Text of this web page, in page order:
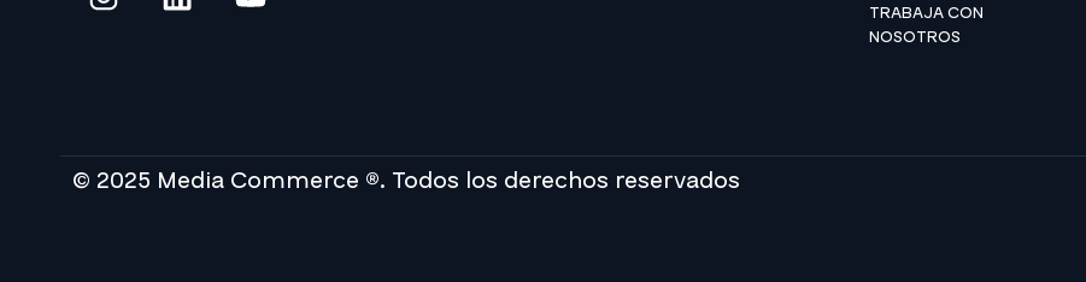
TRABAJA CON
NOSOTROS
© 2025 Media Commerce ®. Todos los derechos reservados